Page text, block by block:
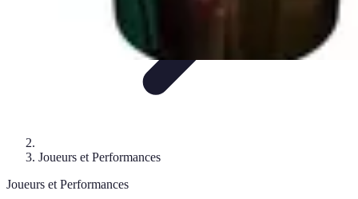
Joueurs et Performances
Joueurs et Performances